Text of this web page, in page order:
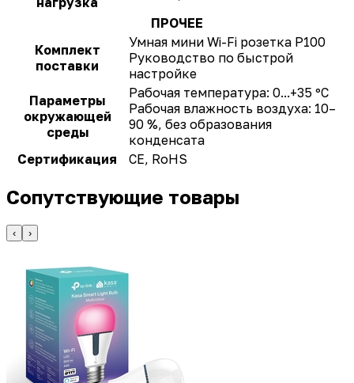
ПРОЧЕЕ
Комплект
поставки
Умная мини Wi-Fi розетка P100
Руководство по быстрой
настройке
Параметры
окружающей
среды
Рабочая температура: 0...+35 ºC
Рабочая влажность воздуха: 10–
90 %, без образования
конденсата
Сертификация
CE, RoHS
Сопутствующие товары
‹ ›